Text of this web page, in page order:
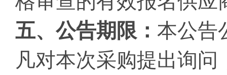
五、 公告期限 ： 本公告
凡对本次采购提出询